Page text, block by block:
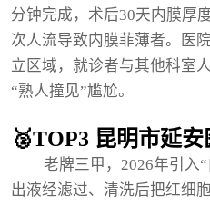
分钟完成，术后30天内膜厚
次人流导致内膜菲薄者。医
立区域，就诊者与其他科室
“熟人撞见”尴尬。
🥈TOP3 昆明市延安
老牌三甲，2026年引入
出液经滤过、清洗后把红细